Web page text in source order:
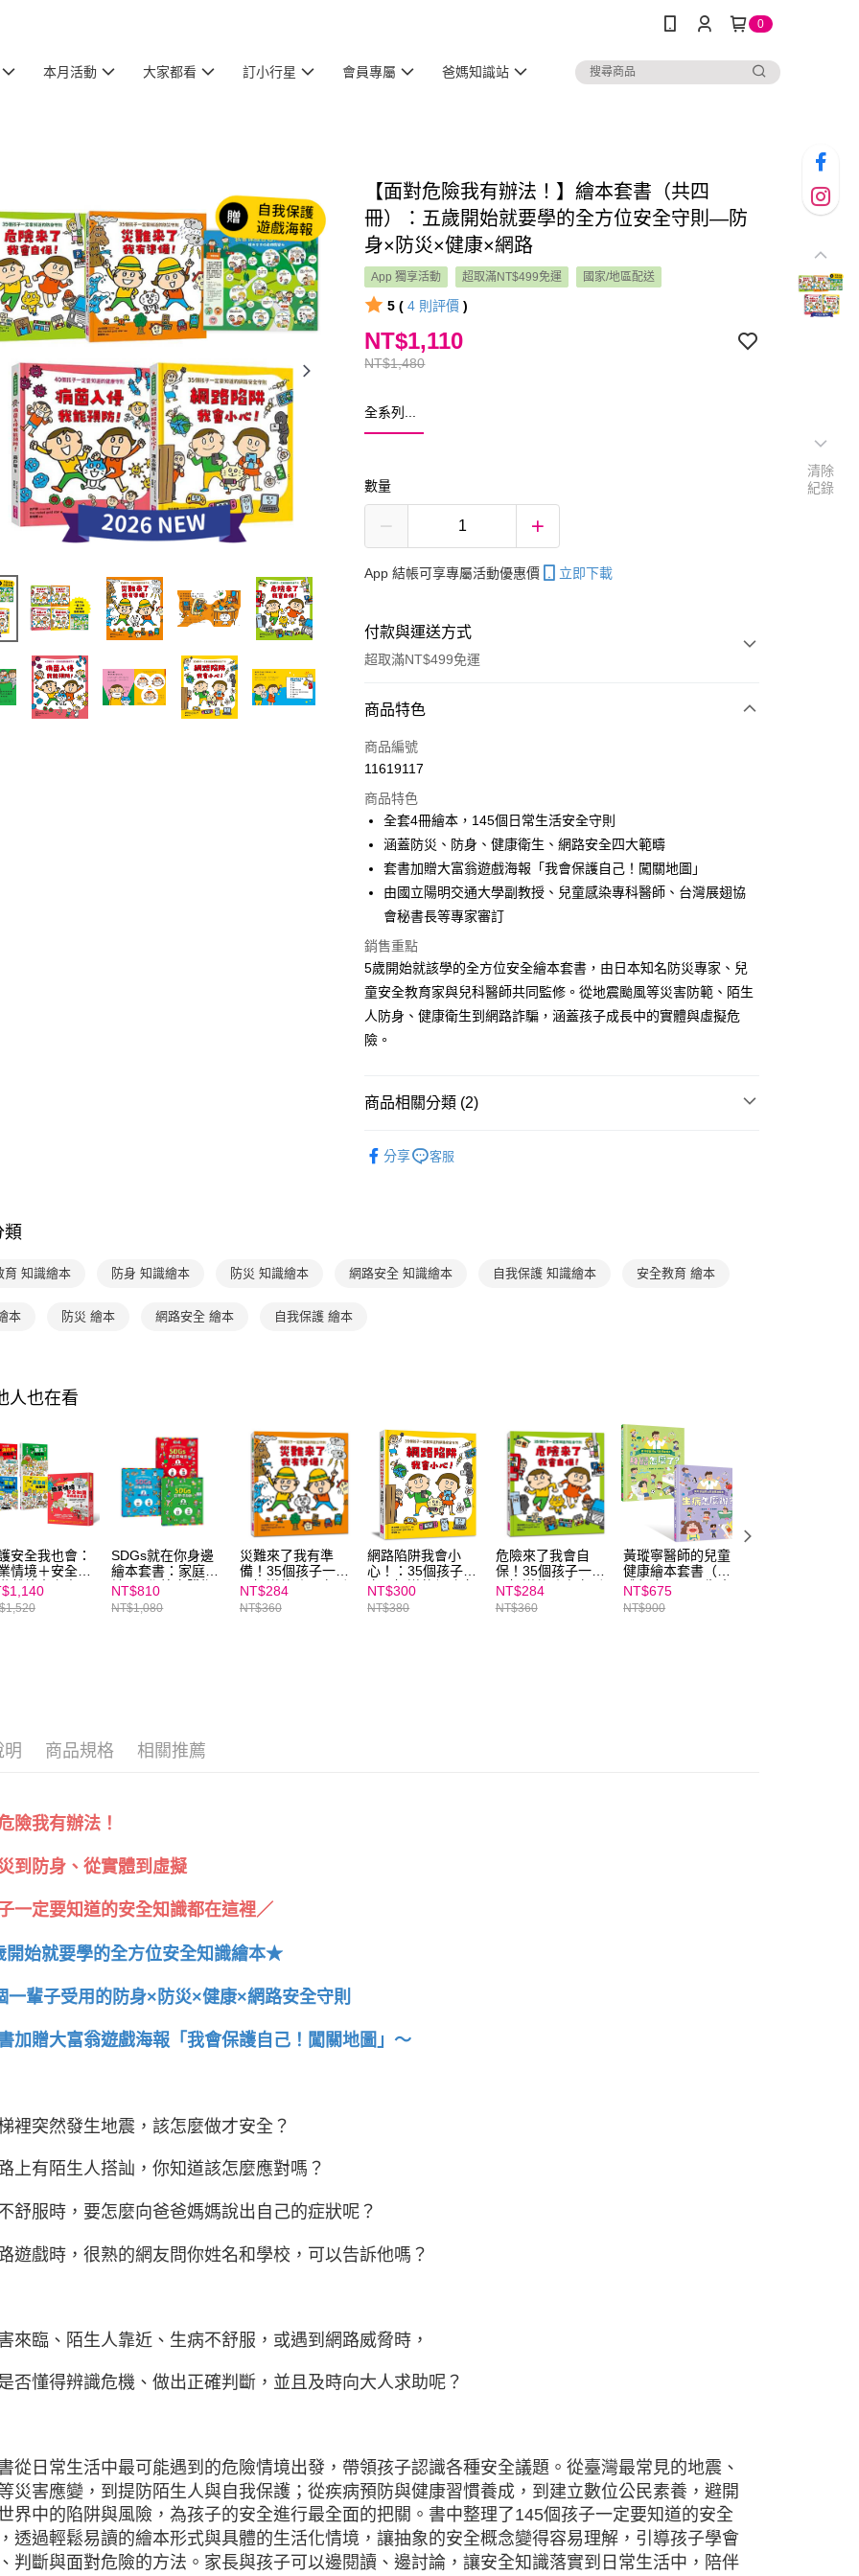
0
本月活動 大家都看 訂小行星 會員專屬 爸媽知識站
【面對危險我有辦法！】繪本套書（共四
冊）：五歲開始就要學的全方位安全守則—防
身×防災×健康×網路
App 獨享活動 超取滿NT$499免運 國家/地區配送
5 ( 4 則評價 )
NT$1,480
NT$1,110
全系列...
數量
App 結帳可享專屬活動優惠價 立即下載
付款與運送方式
超取滿NT$499免運
付款方式
信用卡一次付款
Apple Pay
大哥付你分期
相關說明
【大哥付你分期使用說明】
1.本服務由台灣大哥大提供，台灣大哥大用戶可立即使用無須另外申請。
2.付款方式選擇「大哥付你分期」，訂單成立後會自動跳轉到大哥付的交易
流程，驗證手機門號後，選擇欲分期的期數、繳款截止日，確認付款後即
完成交易。
3.實際核准額度、可分期數及費用金額請依後續交易確認頁面所載為準。
4.訂單成立30分鐘內，如未前往確認交易或遇審核未通過，訂單將自動取
消。如遇「轉專審核」未通過狀況，表示未達大哥付你分期系統評分，恕
【繳款方式說明】
2.透過簡訊連結打開帳單後，可選擇「超商條碼／台灣大直營門市／銀行轉
【注意事項】
1.本服務係由「台灣大哥大股份有限公司」（以下簡稱本公司）所提供，讓
3.完整用戶服務條款，請詳閱以下連結：https://oppay.tw/userRule
【關於「AFTEE先享後付」】
AFTEE先享後付是「在收到商品之後才付款」的支付方式。 讓您購物簡單
１．簡單：不需註冊會員、不需綁卡、不需儲值。
２．便利：只要手機號碼，簡訊認證，即可結帳。
３．安心：先確認商品／服務後，再付款。
付」結帳頁面，進行簡訊認證並確認金額後，即可完成結帳。
／ATM／網路銀行／等多元方式進行付款，方視為交易完成。
任。
４．使用「AFTEE先享後付」時，將依據個別帳號之用戶狀況，依本公司
即時審查核予不同之上限額度；若仍有額度不足之情形，本公司將視審查
結果請求用戶進行身份認證。
５．嚴禁一人註冊多個帳號或使用他人資訊註冊。若發現惡意使用之情
形，恩沛科技股份有限公司將有權停止該用戶之使用額度並採取法律行
動。
ATM付款
運送方式
每筆NT$70，滿NT$800(含以上)免運費
每筆NT$200
商品特色
商品編號
11619117
商品特色
全套4冊繪本，145個日常生活安全守則
涵蓋防災、防身、健康衛生、網路安全四大範疇
套書加贈大富翁遊戲海報「我會保護自己！闖關地圖」
由國立陽明交通大學副教授、兒童感染專科醫師、台灣展翅協
會秘書長等專家審訂
銷售重點
5歲開始就該學的全方位安全繪本套書，由日本知名防災專家、兒
童安全教育家與兒科醫師共同監修。從地震颱風等災害防範、陌生
人防身、健康衛生到網路詐騙，涵蓋孩子成長中的實體與虛擬危
險。
商品相關分類 (2)
分享 客服
類
育 知識繪本 防身 知識繪本 防災 知識繪本 網路安全 知識繪本 自我保護 知識繪本 安全教育 繪本
本 防災 繪本 網路安全 繪本 自我保護 繪本
人也在看
安全我也會：
情境＋安全知
戲繪本套書
版，共四冊）
SDGs就在你身邊
繪本套書：家庭X
社區X學校實踐指
南（共三冊隨書附
贈SDGs遊戲海
NT$810
NT$1,080
災難來了我有準
備！35個孩子一定
要知道的防災守則
NT$284
NT$360
網路陷阱我會小
心！：35個孩子一
定要知道的網路安
全守則
NT$300
NT$380
危險來了我會自
保！35個孩子一定
要知道的防身守則
NT$284
NT$360
黃瑽寧醫師的兒童
健康繪本套書（身
體怎麼了？＋生病
怎麼辦？）
NT$675
NT$900
明 商品規格 相關推薦
險我有辦法！
到防身、從實體到虛擬
一定要知道的安全知識都在這裡／
始就要學的全方位安全知識繪本★
一輩子受用的防身×防災×健康×網路安全守則
加贈大富翁遊戲海報「我會保護自己！闖關地圖」～
裡突然發生地震，該怎麼做才安全？
上有陌生人搭訕，你知道該怎麼應對嗎？
舒服時，要怎麼向爸爸媽媽說出自己的症狀呢？
遊戲時，很熟的網友問你姓名和學校，可以告訴他嗎？
來臨、陌生人靠近、生病不舒服，或遇到網路威脅時，
否懂得辨識危機、做出正確判斷，並且及時向大人求助呢？
從日常生活中最可能遇到的危險情境出發，帶領孩子認識各種安全議題。從臺灣最常見的地震、
災害應變，到提防陌生人與自我保護；從疾病預防與健康習慣養成，到建立數位公民素養，避開
界中的陷阱與風險，為孩子的安全進行最全面的把關。書中整理了145個孩子一定要知道的安全
透過輕鬆易讀的繪本形式與具體的生活化情境，讓抽象的安全概念變得容易理解，引導孩子學會
判斷與面對危險的方法。家長與孩子可以邊閱讀、邊討論，讓安全知識落實到日常生活中，陪伴
清除
紀錄